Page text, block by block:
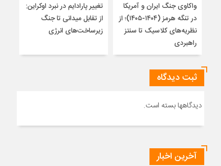
واکاوی جنگ ایران و آمریکا
در تنگه هرمز (۱۴۰۴-۱۴۰۵)؛ از
نظریه‌های کلاسیک تا سنتز
راهبردی
تغییر پارادایم در نبرد اوکراین:
از تقابل میدانی تا جنگ
زیرساخت‌های انرژی
ثبت دیدگاه
دیدگاهها بسته است.
آخرین اخبار